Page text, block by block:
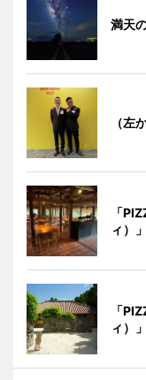
満天
（左
「
ィ）
「
ィ）